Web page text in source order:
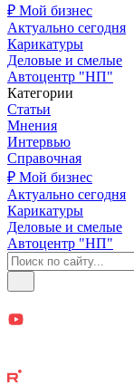
₽ Мой бизнес
Актуально сегодня
Карикатуры
Деловые и смелые
Автоцентр "НП"
Категории
Статьи
Мнения
Интервью
Справочная
₽ Мой бизнес
Актуально сегодня
Карикатуры
Деловые и смелые
Автоцентр "НП"